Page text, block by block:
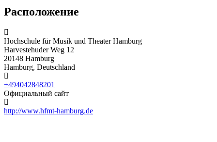
Расположение
Hochschule für Musik und Theater Hamburg
Harvestehuder Weg 12
20148 Hamburg
Hamburg, Deutschland
+494042848201
Официальный сайт
http://www.hfmt-hamburg.de